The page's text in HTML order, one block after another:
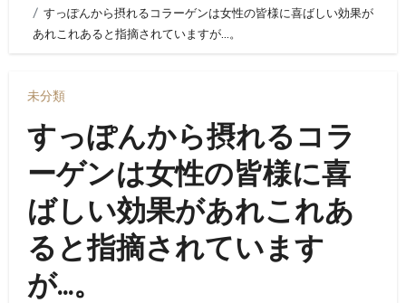
すっぽんから摂れるコラーゲンは女性の皆様に喜ばしい効果が
あれこれあると指摘されていますが…。
未分類
すっぽんから摂れるコラ
ーゲンは女性の皆様に喜
ばしい効果があれこれあ
ると指摘されています
が…。